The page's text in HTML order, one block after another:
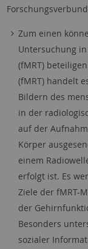
Zum einen
Untersuchung
(fMRT)
(fMRT) handelt
Bildern des
in der
auf der
Körper
einem
erfolgt ist. Es
Ziele der fMRT-
der
Besonders
sozialer